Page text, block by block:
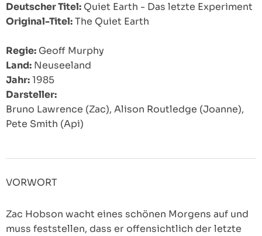
Deutscher Titel: Quiet Earth - Das letzte Experiment
Original-Titel:The Quiet Earth
Regie: Geoff Murphy
Land: Neuseeland
Jahr:1985
Darsteller:
Bruno Lawrence (Zac), Alison Routledge (Joanne),
Pete Smith (Api)
VORWORT
Zac Hobson wacht eines schönen Morgens auf und
muss feststellen, dass er offensichtlich der letzte